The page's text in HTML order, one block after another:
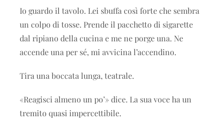
Io guardo il tavolo. Lei sbuffa così forte che sembra
un colpo di tosse. Prende il pacchetto di sigarette
dal ripiano della cucina e me ne porge una. Ne
accende una per sé, mi avvicina l’accendino.
Tira una boccata lunga, teatrale.
«Reagisci almeno un po’» dice. La sua voce ha un
tremito quasi impercettibile.